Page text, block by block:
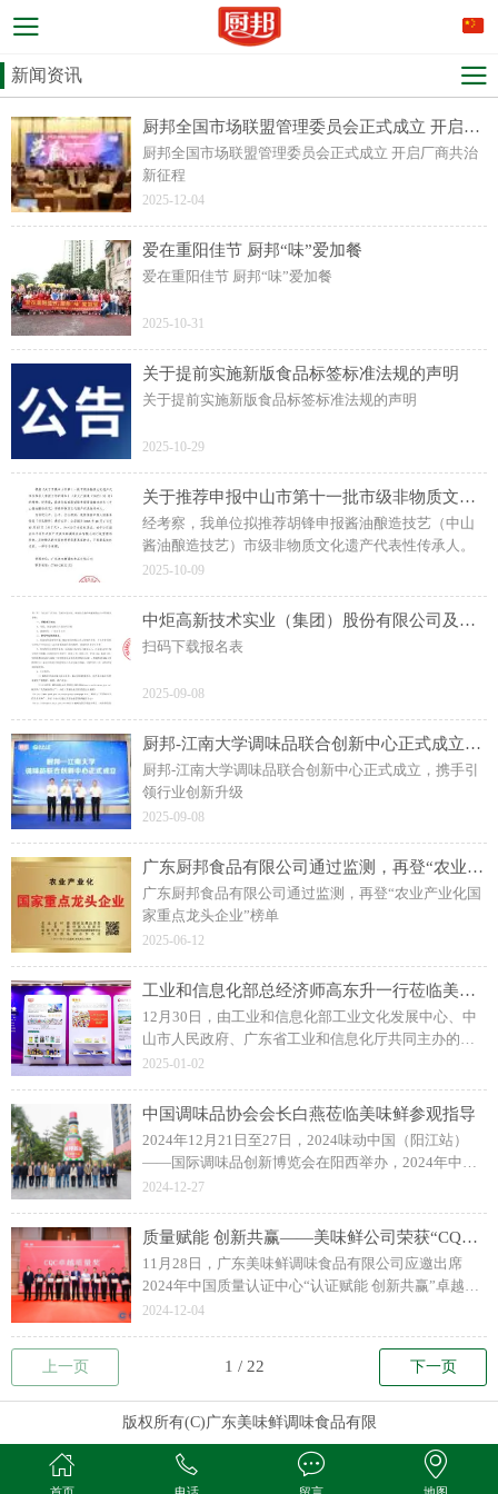
新闻资讯
厨邦全国市场联盟管理委员会正式成立 开启厂商共治新征程
厨邦全国市场联盟管理委员会正式成立 开启厂商共治
新征程
2025-12-04
爱在重阳佳节 厨邦“味”爱加餐
爱在重阳佳节 厨邦“味”爱加餐
2025-10-31
关于提前实施新版食品标签标准法规的声明
关于提前实施新版食品标签标准法规的声明
2025-10-29
关于推荐申报中山市第十一批市级非物质文化遗产代表性传承人的公示
经考察，我单位拟推荐胡锋申报酱油酿造技艺（中山
酱油酿造技艺）市级非物质文化遗产代表性传承人。
2025-10-09
中炬高新技术实业（集团）股份有限公司及其子公司加建电梯工程供应商寻源公告
扫码下载报名表
2025-09-08
厨邦-江南大学调味品联合创新中心正式成立，携手引领行业创新升级
厨邦-江南大学调味品联合创新中心正式成立，携手引
领行业创新升级
2025-09-08
广东厨邦食品有限公司通过监测，再登“农业产业化国家重点龙头企业”榜单
广东厨邦食品有限公司通过监测，再登“农业产业化国
家重点龙头企业”榜单
2025-06-12
工业和信息化部总经济师高东升一行莅临美味鲜参观指导
12月30日，由工业和信息化部工业文化发展中心、中
山市人民政府、广东省工业和信息化厅共同主办的
2024工业文化发展大会在广东省中山市盛大开幕。他
待。
2025-01-02
中国调味品协会会长白燕莅临美味鲜参观指导
2024年12月21日至27日，2024味动中国（阳江站）
——国际调味品创新博览会在阳西举办，2024年中国
酱油及调味酱产业创新发展峰会同期召开。 12月24
部参观指导。
2024-12-27
质量赋能 创新共赢——美味鲜公司荣获“CQC卓越质量奖”
11月28日，广东美味鲜调味食品有限公司应邀出席
2024年中国质量认证中心“认证赋能 创新共赢”卓越客
户大会活动。凭借规范有序、严谨完备、精益科学的
2024-12-04
上一页 下一页
版权所有(C)广东美味鲜调味食品有限